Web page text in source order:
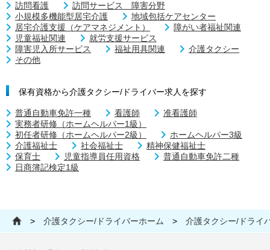
訪問看護
訪問サービス 障害分野
小規模多機能型居宅介護
地域包括ケアセンター
居宅介護支援（ケアマネジメント）
障がい者福祉関連
児童福祉関連
就労支援サービス
障害児入所サービス
福祉用具関連
介護タクシー
その他
保有資格から介護タクシー/ドライバー求人を探す
普通自動車免許一種 看護師
准看護師
実務者研修（ホームヘルパー1級）
初任者研修（ホームヘルパー2級）
ホームヘルパー3級
介護福祉士
社会福祉士
精神保健福祉士
保育士
児童指導員任用資格
普通自動車免許二種
日商簿記検定1級
> 介護タクシー/ドライバーホーム > 介護タクシー/ドライ